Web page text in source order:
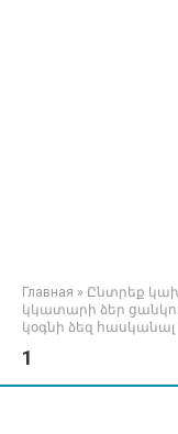
Главная » Ընտրեք
կկատարի ձեր
կօգնի ձեզ հասկանալ
1